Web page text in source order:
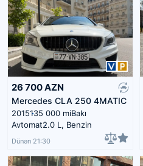
26 700AZN
Mercedes CLA 250 4MATIC
2015135 000 miBakı
Avtomat2.0 L, Benzin
Dünən 21:30